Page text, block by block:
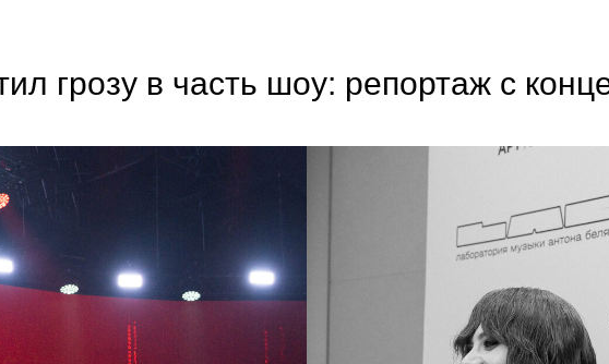
грозу в часть шоу: репортаж с